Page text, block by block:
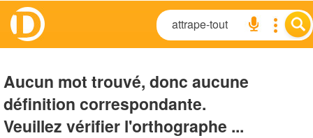
Aucun mot trouvé, donc aucune
définition correspondante.
Veuillez vérifier l'orthographe ...